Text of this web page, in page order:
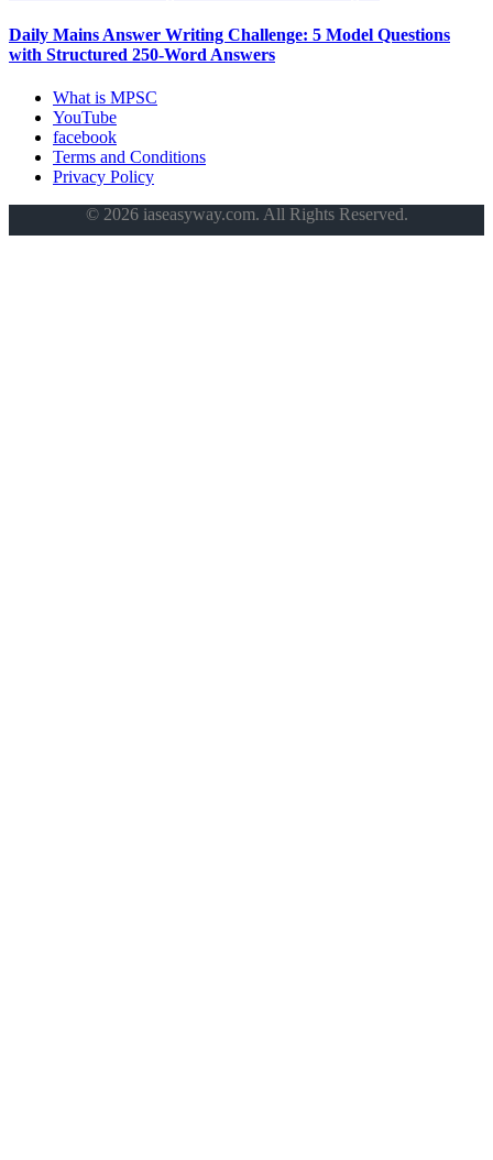
Daily Mains Answer Writing Challenge: 5 Model Questions
with Structured 250-Word Answers
What is MPSC
YouTube
facebook
Terms and Conditions
Privacy Policy
© 2026 iaseasyway.com. All Rights Reserved.